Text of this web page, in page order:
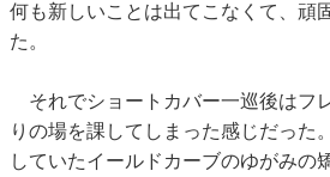
何も新しいことは出てこなくて、頑
た。
それでショートカバー一巡後はフ
りの場を課してしまった感じだった
していたイールドカーブのゆがみの